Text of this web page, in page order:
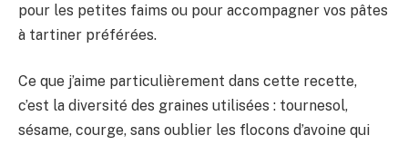
pour les petites faims ou pour accompagner vos pâtes
à tartiner préférées.
Ce que j’aime particulièrement dans cette recette,
c’est la diversité des graines utilisées : tournesol,
sésame, courge, sans oublier les flocons d’avoine qui